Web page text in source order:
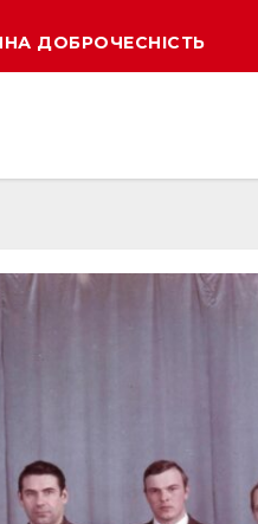
ДОБРОЧЕСНІСТЬ